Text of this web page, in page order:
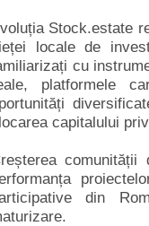
Stock.estate
locale de
cu
platformele
capitalului
din